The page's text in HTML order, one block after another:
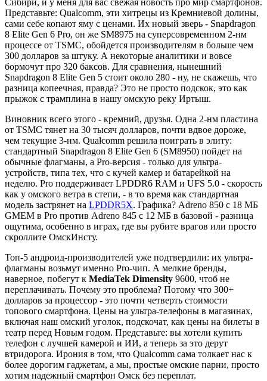
Представьте: Qualcomm, эти хитрецы из Кремниевой долины,
сами себе копают яму с ценами. Их новый зверь - Snapdragon
8 Elite Gen 6 Pro, он же SM8975 на суперсовременном 2-нм
процессе от TSMC, обойдется производителям в больше чем
300 долларов за штуку. А некоторые аналитики и вовсе
бормочут про 320 баксов. Для сравнения, нынешний
Snapdragon 8 Elite Gen 5 стоит около 280 - ну, не скажешь, что
разница копеечная, правда? Это не просто подскок, это как
прыжок с трамплина в нашу омскую реку Иртыш.
Виновник всего этого - кремний, друзья. Одна 2-нм пластина
от TSMC тянет на 30 тысяч долларов, почти вдвое дороже,
чем текущие 3-нм. Qualcomm решила поиграть в элиту:
стандартный Snapdragon 8 Elite Gen 6 (SM8950) пойдет на
обычные флагманы, а Pro-версия - только для ультра-
устройств, типа тех, что с кучей камер и батарейкой на
неделю. Pro поддерживает LPDDR6 RAM и UFS 5.0 - скорость
как у омского ветра в степи, - в то время как стандартная
модель застрянет на LPDDR5X. Графика? Adreno 850 с 18 МБ
GMEM в Pro против Adreno 845 с 12 МБ в базовой - разница
ощутима, особенно в играх, где вы рубите врагов или просто
скроллите ОмскИнсту.
Топ-5 андроид-производителей уже подтвердили: их ультра-
флагманы возьмут именно Pro-чип. А мелкие бренды,
наверное, побегут к MediaTek Dimensity 9600, чтоб не
переплачивать. Почему это проблема? Потому что 300+
долларов за процессор - это почти четверть стоимости
топового смартфона. Цены на ультра-телефоны в магазинах,
включая наш омский уголок, подскочат, как цены на билеты в
театр перед Новым годом. Представьте: вы хотели купить
телефон с лучшей камерой и ИИ, а теперь за это дерут
втридорога. Ирония в том, что Qualcomm сама толкает нас к
более дорогим гаджетам, а мы, простые омские парни, просто
хотим надежный смартфон Омск без переплат.